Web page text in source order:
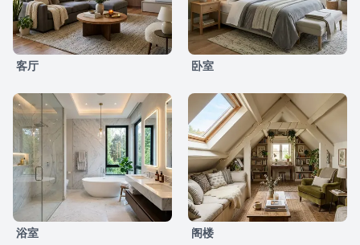
客厅 卧室
浴室 阁楼